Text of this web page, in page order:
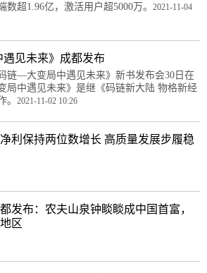
超1.96亿，激活用户超5000万。 2021-11-04
见未来》成都发布
链—大变局中遇见未来》新书发布会30日在
局中遇见未来》是继《码链新大陆 物格新经
。 2021-11-02 10:26
利保持两位数增长 高质量发展步履稳
发布：农夫山泉钟睒睒成中国首富，
区